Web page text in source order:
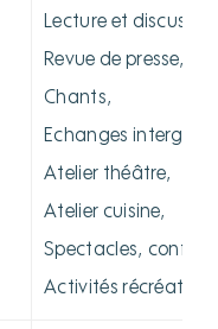
Lecture et
Revue de presse,
Chants,
Echanges
Atelier théâtre,
Atelier cuisine,
Spectacles,
Activités